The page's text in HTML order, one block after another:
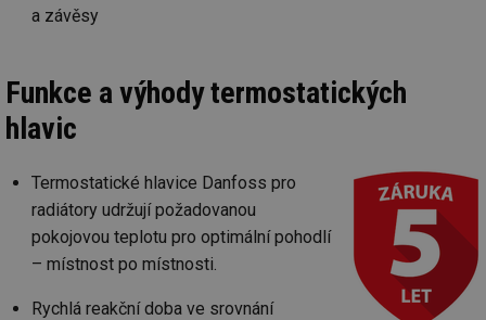
a závěsy
Funkce a výhody termostatických
hlavic
Termostatické hlavice Danfoss pro
radiátory udržují požadovanou
pokojovou teplotu pro optimální pohodlí
– místnost po místnosti.
Rychlá reakční doba ve srovnání